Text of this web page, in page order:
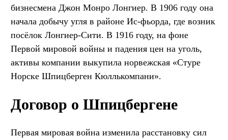
бизнесмена Джон Монро Лонгиер. В 1906 году она
начала добычу угля в районе Ис-фьорда, где возник
посёлок Лонгиер-Сити. В 1916 году, на фоне
Первой мировой войны и падения цен на уголь,
активы компании выкупила норвежская «Стуре
Норске Шпицберген Кюллькомпани».
Договор о Шпицбергене
Первая мировая война изменила расстановку сил